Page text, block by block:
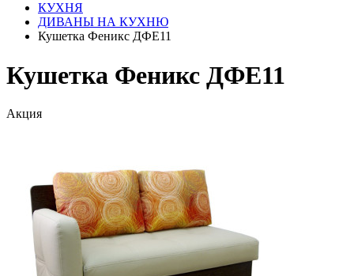
КУХНЯ
ДИВАНЫ НА КУХНЮ
Кушетка Феникс ДФЕ11
Кушетка Феникс ДФЕ11
Акция